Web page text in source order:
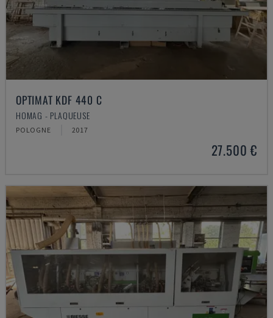
OPTIMAT KDF 440 C
HOMAG - PLAQUEUSE
POLOGNE 2017
27.500 €